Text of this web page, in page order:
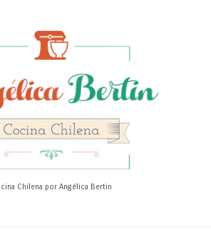
Chilena por Angélica Bertin